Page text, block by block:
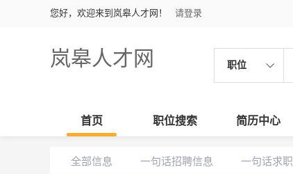
您好，欢迎来到岚皋人才网！ 请登录
岚皋人才网 职位
首页 职位搜索 简历中心
全部信息 一句话招聘信息 一句话求